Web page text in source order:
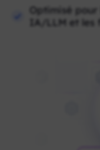
Optimisé
IA/LLM et